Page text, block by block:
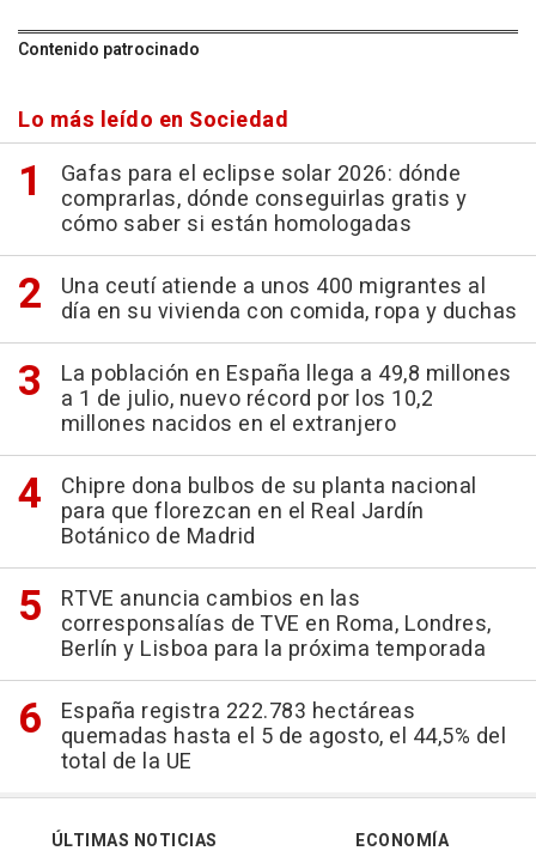
Contenido patrocinado
Lo más leído en Sociedad
Gafas para el eclipse solar 2026: dónde
comprarlas, dónde conseguirlas gratis y
cómo saber si están homologadas
Una ceutí atiende a unos 400 migrantes al
día en su vivienda con comida, ropa y duchas
La población en España llega a 49,8 millones
a 1 de julio, nuevo récord por los 10,2
millones nacidos en el extranjero
Chipre dona bulbos de su planta nacional
para que florezcan en el Real Jardín
Botánico de Madrid
RTVE anuncia cambios en las
corresponsalías de TVE en Roma, Londres,
Berlín y Lisboa para la próxima temporada
España registra 222.783 hectáreas
quemadas hasta el 5 de agosto, el 44,5% del
total de la UE
ÚLTIMAS NOTICIAS
ECONOMÍA